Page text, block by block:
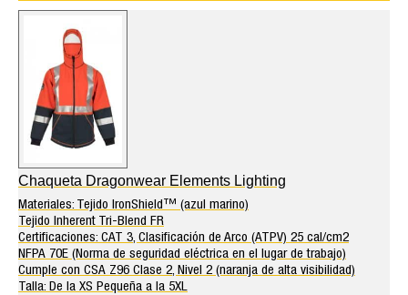
Chaqueta Dragonwear Elements Lighting
Materiales: Tejido IronShield™ (azul marino)
Tejido Inherent Tri-Blend FR
Certificaciones: CAT 3, Clasificación de Arco (ATPV) 25 cal/cm2
NFPA 70E (Norma de seguridad eléctrica en el lugar de trabajo)
Cumple con CSA Z96 Clase 2, Nivel 2 (naranja de alta visibilidad)
Talla: De la XS Pequeña a la 5XL